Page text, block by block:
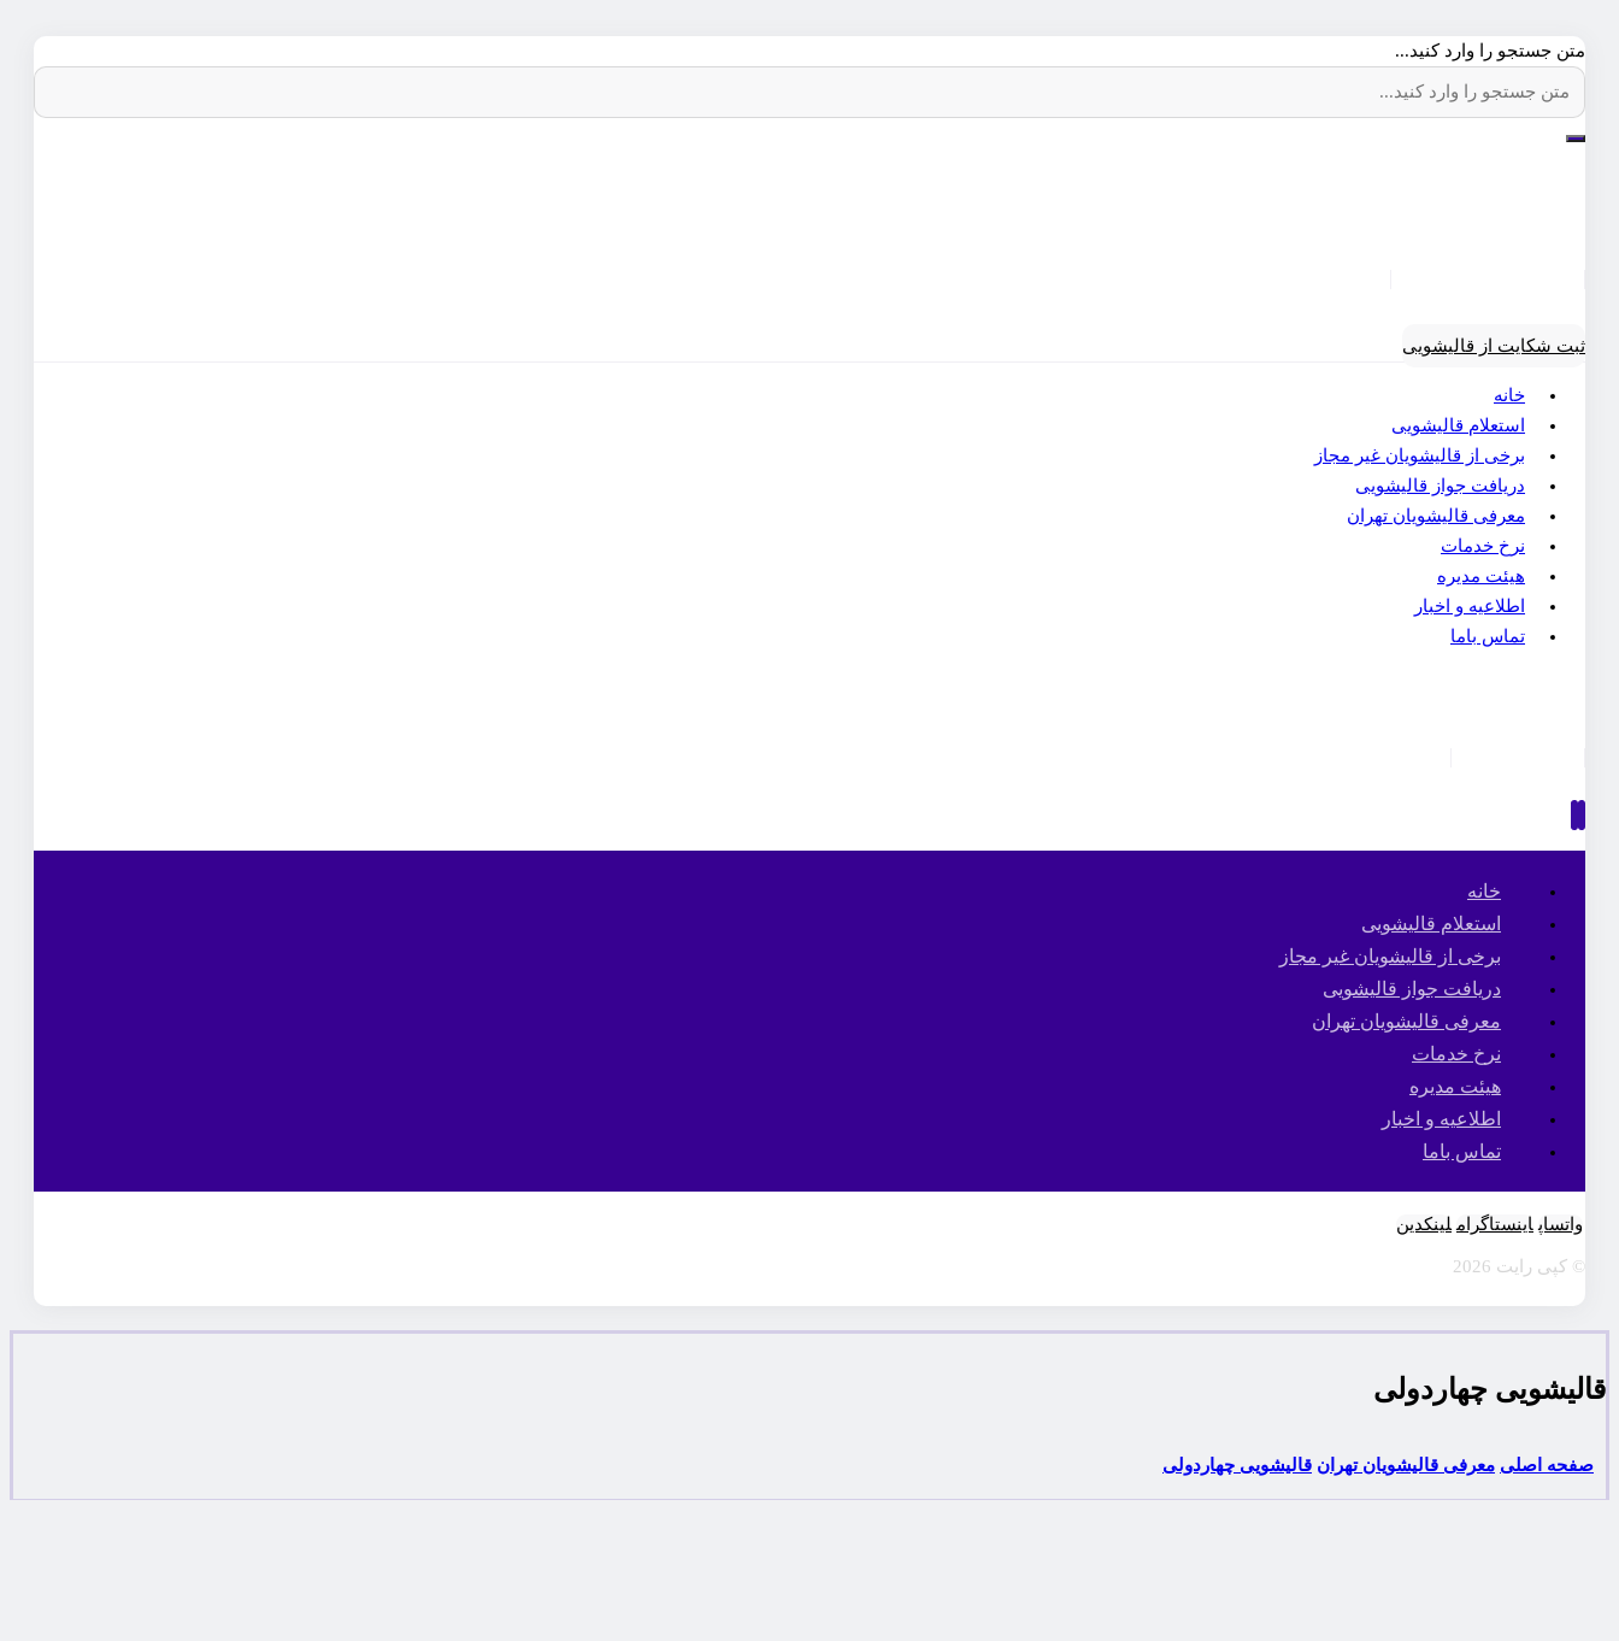
متن جستجو را وارد کنید...
ثبت شکایت از قالیشویی
خانه
استعلام قالیشویی
برخی از قالیشویان غیر مجاز
دریافت جواز قالیشویی
معرفی قالیشویان تهران
نرخ خدمات
هیئت مدیره
اطلاعیه و اخبار
تماس باما
خانه
استعلام قالیشویی
برخی از قالیشویان غیر مجاز
دریافت جواز قالیشویی
معرفی قالیشویان تهران
نرخ خدمات
هیئت مدیره
اطلاعیه و اخبار
تماس باما
واتساپ اینستاگرام لینکدین
© کپی رایت 2026
قالیشویی چهاردولی
صفحه اصلی معرفی قالیشویان تهران قالیشویی چهاردولی